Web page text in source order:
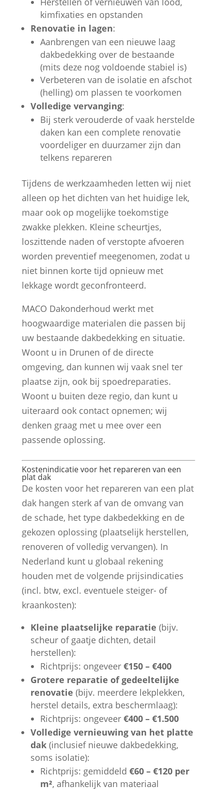
kimfixaties en opstanden
Renovatie in lagen:
Aanbrengen van een nieuwe laag
dakbedekking over de bestaande
(mits deze nog voldoende stabiel is)
Verbeteren van de isolatie en afschot
(helling) om plassen te voorkomen
Volledige vervanging:
Bij sterk verouderde of vaak herstelde
daken kan een complete renovatie
voordeliger en duurzamer zijn dan
telkens repareren
Tijdens de werkzaamheden letten wij niet
alleen op het dichten van het huidige lek,
maar ook op mogelijke toekomstige
zwakke plekken. Kleine scheurtjes,
loszittende naden of verstopte afvoeren
worden preventief meegenomen, zodat u
niet binnen korte tijd opnieuw met
lekkage wordt geconfronteerd.
MACO Dakonderhoud werkt met
hoogwaardige materialen die passen bij
uw bestaande dakbedekking en situatie.
Woont u in Drunen of de directe
omgeving, dan kunnen wij vaak snel ter
plaatse zijn, ook bij spoedreparaties.
Woont u buiten deze regio, dan kunt u
uiteraard ook contact opnemen; wij
denken graag met u mee over een
passende oplossing.
Kostenindicatie voor het repareren van een
plat dak
De kosten voor het repareren van een plat
dak hangen sterk af van de omvang van
de schade, het type dakbedekking en de
gekozen oplossing (plaatselijk herstellen,
renoveren of volledig vervangen). In
Nederland kunt u globaal rekening
houden met de volgende prijsindicaties
(incl. btw, excl. eventuele steiger- of
kraankosten):
Kleine plaatselijke reparatie (bijv.
scheur of gaatje dichten, detail
herstellen):
Richtprijs: ongeveer €150 – €400
Grotere reparatie of gedeeltelijke
renovatie (bijv. meerdere lekplekken,
herstel details, extra beschermlaag):
Richtprijs: ongeveer €400 – €1.500
Volledige vernieuwing van het platte
dak(inclusief nieuwe dakbedekking,
soms isolatie):
Richtprijs: gemiddeld €60 – €120 per
m², afhankelijk van materiaal